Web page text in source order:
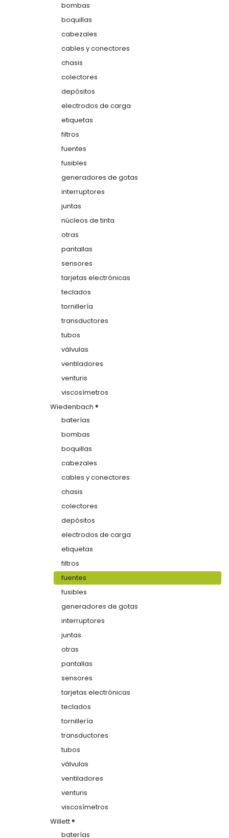
bombas
boquillas
cabezales
cables y conectores
chasis
colectores
depósitos
electrodos de carga
etiquetas
filtros
fuentes
fusibles
generadores de gotas
interruptores
juntas
núcleos de tinta
otras
pantallas
sensores
tarjetas electrónicas
teclados
tornillería
transductores
tubos
válvulas
ventiladores
venturis
viscosímetros
Wiedenbach ®
baterías
bombas
boquillas
cabezales
cables y conectores
chasis
colectores
depósitos
electrodos de carga
etiquetas
filtros
fuentes
fusibles
generadores de gotas
interruptores
juntas
otras
pantallas
sensores
tarjetas electrónicas
teclados
tornillería
transductores
tubos
válvulas
ventiladores
venturis
viscosímetros
Willett ®
baterías